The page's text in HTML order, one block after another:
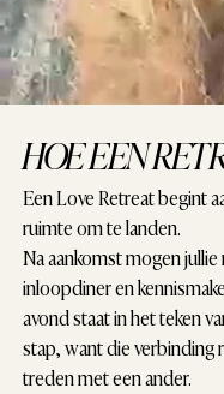
HOE EEN
Een Love Retreatbegint
ruimte om te landen.
Na aankomst mogen
inloopdiner en
avond staat in het teken
stap, want die verbinding
treden met een ander.